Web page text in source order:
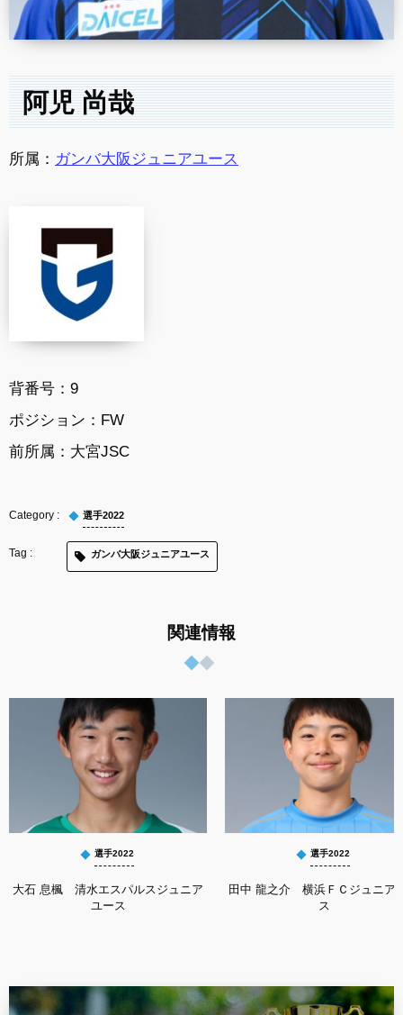
阿児 尚哉
所属： ガンバ大阪ジュニアユース
背番号：9
ポジション：FW
前所属：大宮JSC
選手2022
ガンバ大阪ジュニアユース
関連情報
選手2022
大石 息楓 清水エスパルスジュニア
ユース
選手2022
田中 龍之介 横浜ＦＣジュニア
ス